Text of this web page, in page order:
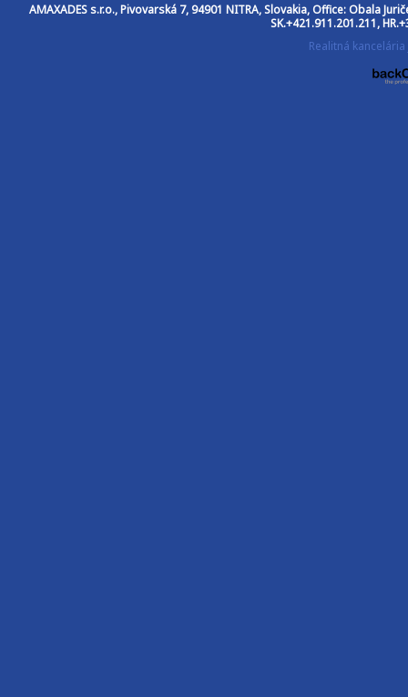
AMAXADES s.r.o., Pivovarská 7, 94901 NITRA, Slovakia, Office: Obala
SK.+421.911.201.211,
Realitná